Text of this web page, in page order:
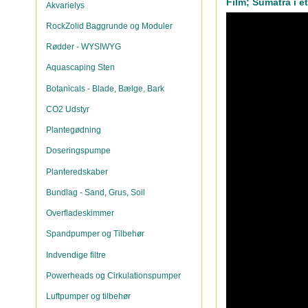
Akvarielys
RockZolid Baggrunde og Moduler
Rødder - WYSIWYG
Aquascaping Sten
Botanicals - Blade, Bælge, Bark
CO2 Udstyr
Plantegødning
Doseringspumpe
Planteredskaber
Bundlag - Sand, Grus, Soil
Overfladeskimmer
Spandpumper og Tilbehør
Indvendige filtre
Powerheads og Cirkulationspumper
Luftpumper og tilbehør